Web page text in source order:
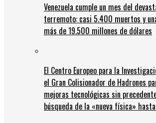
Venezuela cumple un mes del
terremoto: casi 5.400 muertos y
más de 19.500 millones de dólares
El Centro Europeo para la
el Gran Colisionador de Hadrones
mejoras tecnológicas sin
búsqueda de la «nueva física»